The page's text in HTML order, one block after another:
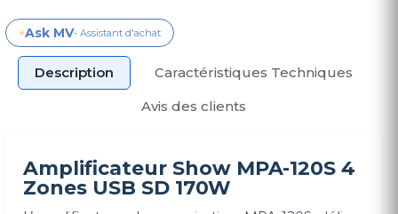
⚡Ask MV- Assistant d'achat
Description
Caractéristiques Techniques
Avis des clients
Amplificateur Show MPA-120S 4
Zones USB SD 170W